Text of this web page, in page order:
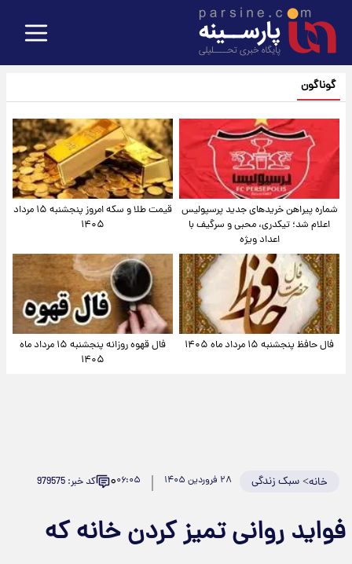
گوناگون
شماره پیراهن خریدهای جدید پرسپولیس
اعلام شد؛ تیکدری، محبی و سرگیف با
اعداد ویژه
قیمت طلا و سکه امروز پنجشنبه ۱۵ مرداد
۱۴۰۵
فال حافظ پنجشنبه ۱۵ مرداد ماه ۱۴۰۵
فال قهوه روزانه پنجشنبه ۱۵ مرداد ماه
۱۴۰۵
خانه>سبک زندگی ۲۸ فروردین ۱۴۰۵ ۰۶:۰۵۰ کد خبر: 979575
فواید روانی تمیز کردن خانه که